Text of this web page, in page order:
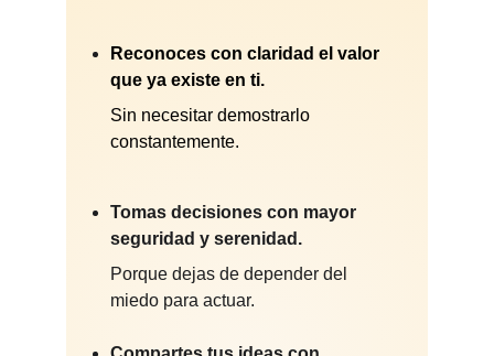
Reconoces con claridad el valor
que ya existe en ti.
Sin necesitar demostrarlo
constantemente.
Tomas decisiones con mayor
seguridad y serenidad.
Porque dejas de depender del
miedo para actuar.